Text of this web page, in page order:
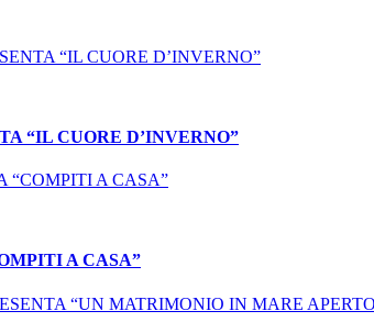
“IL CUORE D’INVERNO”
A CASA”